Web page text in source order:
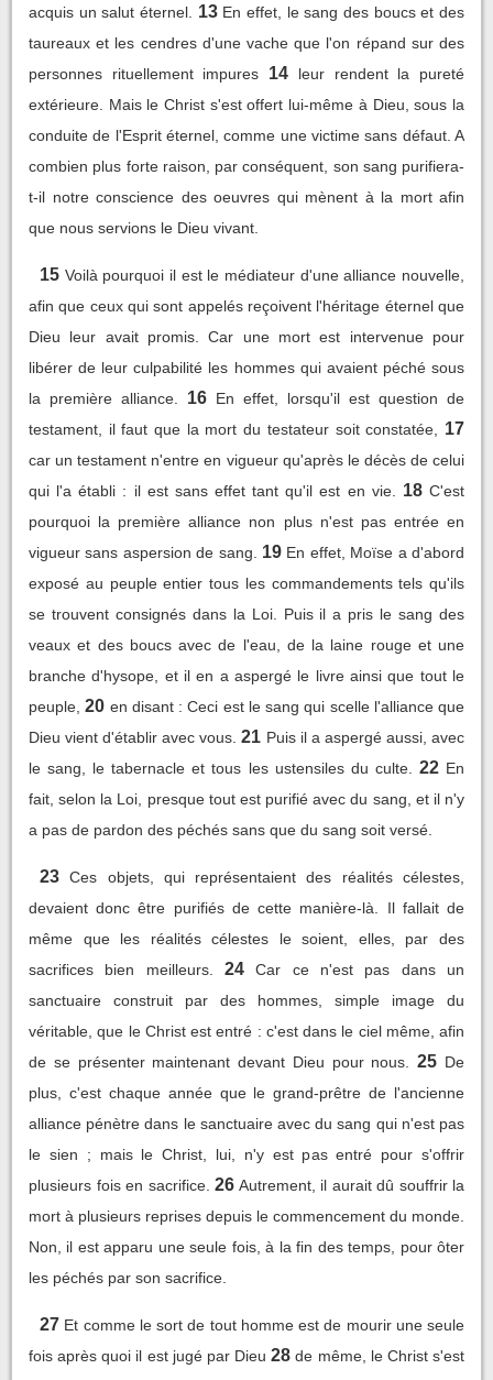
acquis un salut éternel.
13 En effet, le sang des boucs et des
taureaux et les cendres d'une vache que l'on répand sur des
personnes rituellement impures
14
leur rendent la pureté
extérieure. Mais le Christ s'est offert lui-même à Dieu, sous la
conduite de l'Esprit éternel, comme une victime sans défaut. A
combien plus forte raison, par conséquent, son sang purifiera-
t-il notre conscience des oeuvres qui mènent à la mort afin
que nous servions le Dieu vivant.
15 Voilà pourquoi il est le médiateur d'une alliance nouvelle,
afin que ceux qui sont appelés reçoivent l'héritage éternel que
Dieu leur avait promis. Car une mort est intervenue pour
libérer de leur culpabilité les hommes qui avaient péché sous
la première alliance.
16 En effet, lorsqu'il est question de
testament, il faut que la mort du testateur soit constatée,
17
car un testament n'entre en vigueur qu'après le décès de celui
qui l'a établi : il est sans effet tant qu'il est en vie.
18 C'est
pourquoi la première alliance non plus n'est pas entrée en
vigueur sans aspersion de sang.
19 En effet, Moïse a d'abord
exposé au peuple entier tous les commandements tels qu'ils
se trouvent consignés dans la Loi. Puis il a pris le sang des
veaux et des boucs avec de l'eau, de la laine rouge et une
branche d'hysope, et il en a aspergé le livre ainsi que tout le
peuple, 20 en disant : Ceci est le sang qui scelle l'alliance que
Dieu vient d'établir avec vous. 21 Puis il a aspergé aussi, avec
le sang, le tabernacle et tous les ustensiles du culte.
22 En
fait, selon la Loi, presque tout est purifié avec du sang, et il n'y
a pas de pardon des péchés sans que du sang soit versé.
23 Ces objets, qui représentaient des réalités célestes,
devaient donc être purifiés de cette manière-là. Il fallait de
même que les réalités célestes le soient, elles, par des
sacrifices bien meilleurs.
24
Car ce n'est pas dans un
sanctuaire construit par des hommes, simple image du
véritable, que le Christ est entré : c'est dans le ciel même, afin
de se présenter maintenant devant Dieu pour nous.
25 De
plus, c'est chaque année que le grand-prêtre de l'ancienne
alliance pénètre dans le sanctuaire avec du sang qui n'est pas
le sien ; mais le Christ, lui, n'y est pas entré pour s'offrir
plusieurs fois en sacrifice. 26 Autrement, il aurait dû souffrir la
mort à plusieurs reprises depuis le commencement du monde.
Non, il est apparu une seule fois, à la fin des temps, pour ôter
les péchés par son sacrifice.
27 Et comme le sort de tout homme est de mourir une seule
fois après quoi il est jugé par Dieu28 de même, le Christ s'est